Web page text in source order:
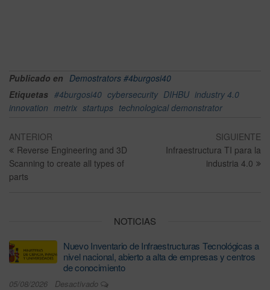
Publicado en Demostrators #4burgosi40
Etiquetas #4burgosi40 cybersecurity DIHBU industry 4.0
innovation metrix startups technological demonstrator
ANTERIOR
Reverse Engineering and 3D
Scanning to create all types of
parts
SIGUIENTE
Infraestructura TI para la
industria 4.0
NOTICIAS
Nuevo Inventario de Infraestructuras Tecnológicas a
nivel nacional, abierto a alta de empresas y centros
de conocimiento
05/08/2026 Desactivado